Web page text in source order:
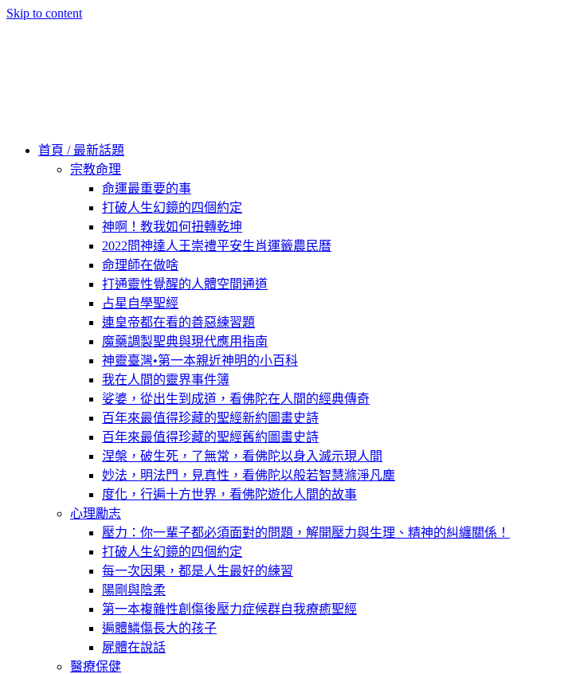
Skip to content
首頁 / 最新話題
宗教命理
命運最重要的事
打破人生幻鏡的四個約定
神啊！教我如何扭轉乾坤
2022問神達人王崇禮平安生肖運籤農民曆
命理師在做啥
打通靈性覺醒的人體空間通道
占星自學聖經
連皇帝都在看的善惡練習題
魔藥調製聖典與現代應用指南
神靈臺灣•第一本親近神明的小百科
我在人間的靈界事件簿
娑婆，從出生到成道，看佛陀在人間的經典傳奇
百年來最值得珍藏的聖經新約圖畫史詩
百年來最值得珍藏的聖經舊約圖畫史詩
涅槃，破生死，了無常，看佛陀以身入滅示現人間
妙法，明法門，見真性，看佛陀以般若智慧滌淨凡塵
度化，行遍十方世界，看佛陀遊化人間的故事
心理勵志
壓力：你一輩子都必須面對的問題，解開壓力與生理、精神的糾纏關係！
打破人生幻鏡的四個約定
每一次因果，都是人生最好的練習
陽剛與陰柔
第一本複雜性創傷後壓力症候群自我療癒聖經
遍體鱗傷長大的孩子
屍體在說話
醫療保健